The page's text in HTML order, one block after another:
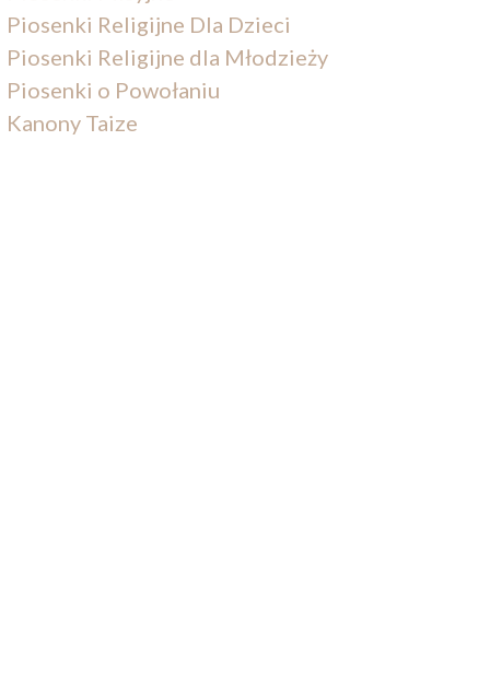
Piosenki Religijne Dla Dzieci
Piosenki Religijne dla Młodzieży
Piosenki o Powołaniu
Kanony Taize